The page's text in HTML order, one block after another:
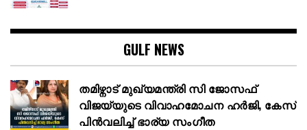
GULF NEWS
തമിഴ്നാട് മുഖ്യമന്ത്രി സി ജോസഫ്
വിജയ്‌യുടെ വിവാഹമോചന ഹർജി, കേസ്
പിൻവലിച്ച് ഭാര്യ സംഗീത